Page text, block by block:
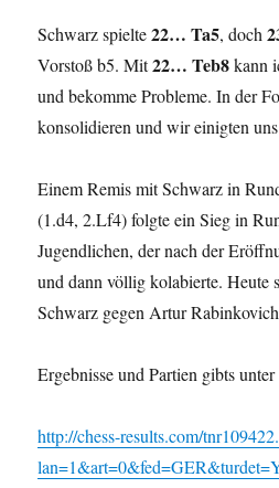
Schwarz spielte22… Ta5, doch
Vorstoß b5. Mit22… Teb8kann
und bekomme Probleme. In der
konsolidieren und wir einigten
Einem Remis mit Schwarz in
(1.d4, 2.Lf4) folgte ein Sieg in
Jugendlichen, der nach der
und dann völlig kolabierte. Heute
Schwarz gegen Artur
Ergebnisse und Partien gibts unter
http://chess-results.com/